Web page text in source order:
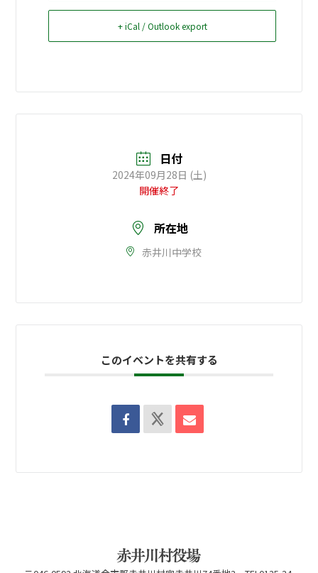
+ iCal / Outlook export
日付
2024年09月28日 (土)
開催終了
所在地
赤井川中学校
このイベントを共有する